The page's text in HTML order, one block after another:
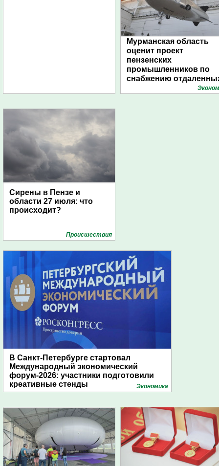
Мурманская область
оценит проект
пензенских
промышленников по
снабжению
поселений с помощью
Сирены в Пензе и
области 27 июля: что
происходит?
Проиcшествия
В Санкт-Петербурге стартовал
Международный экономический
форум-2026: участники подготовили
креативные стенды
Экономика